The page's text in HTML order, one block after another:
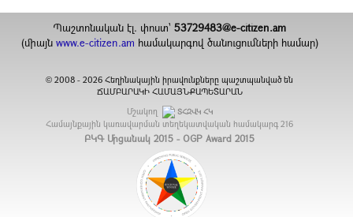
Պաշտոնական էլ. փոստ`53729483@e-citizen.am
(միայն www.e-citizen.am համակարգով ծանուցումների համար)
© 2008 -2026 Հեղինակային իրավունքները պաշտպանված են
ՃԱՄԲԱՐԱԿԻ ՀԱՄԱՅՆՔԱՊԵՏԱՐԱՆ
Մշակող
ՏՀԶՎԿ ՀԿ
Համայնքային կառավարման տեղեկատվական համակարգ 216
ԲԿԳ Մրցանակ 2015 - OGP Award 2015